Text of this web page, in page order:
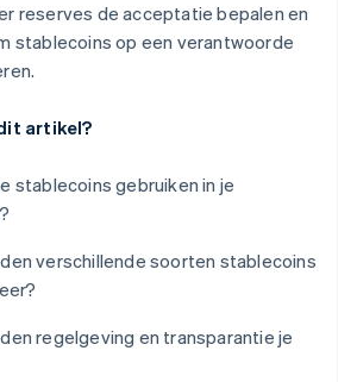
reserves de acceptatie bepalen en
stablecoins op een verantwoorde
artikel?
stablecoins gebruiken in je
verschillende soorten stablecoins
regelgeving en transparantie je